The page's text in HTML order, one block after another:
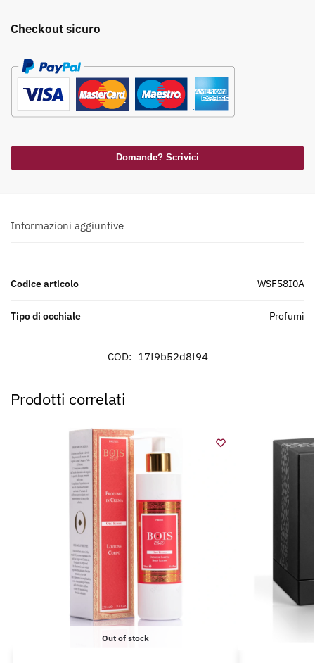
Checkout sicuro
Domande? Scrivici
Informazioni aggiuntive
Codice articolo WSF58I0A
Tipo di occhiale profumi
COD: 17f9b52d8f94
Prodotti correlati
Out of stock